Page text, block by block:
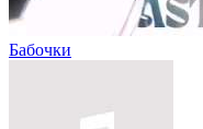
Бабочки